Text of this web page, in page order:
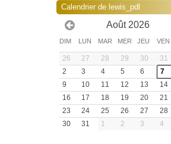
Calendrier de lewis_pdl
Août 2026
DIM LUN MAR MER JEU VEN
26 27 28 29 30 31
2
3 4 5 6 7
9
10 11 12 13 14
16
17 18 19 20 21
23
24 25 26 27 28
30
31 1 2 3 4